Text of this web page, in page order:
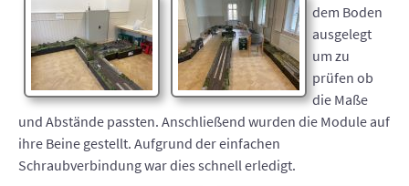
dem Boden
ausgelegt
um zu
prüfen ob
die Maße
und Abstände passten. Anschließend wurden die Module auf
ihre Beine gestellt. Aufgrund der einfachen
Schraubverbindung war dies schnell erledigt.